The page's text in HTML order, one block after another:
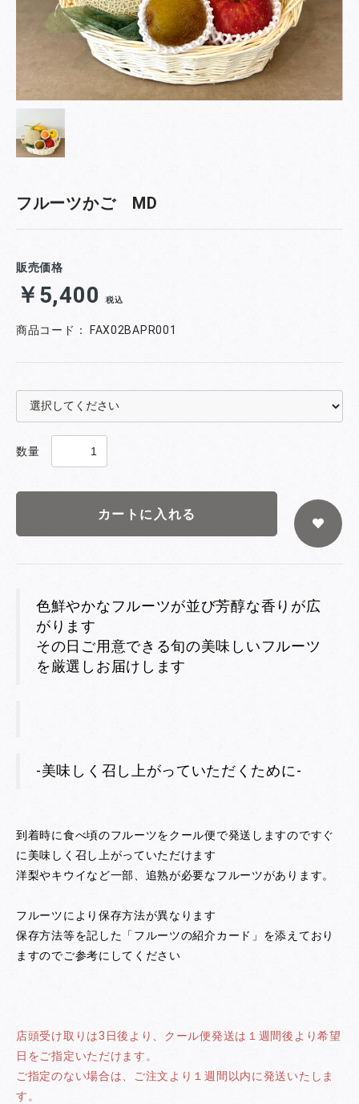
フルーツかご MD
販売価格
￥5,400 税込
商品コード： FAX02BAPR001
数量
カートに入れる
色鮮やかなフルーツが並び芳醇な香りが広
がります
その日ご用意できる旬の美味しいフルーツ
を厳選しお届けします
-美味しく召し上がっていただくために-
到着時に食べ頃のフルーツをクール便で発送しますのですぐ
に美味しく召し上がっていただけます
洋梨やキウイなど一部、追熟が必要なフルーツがあります。
フルーツにより保存方法が異なります
保存方法等を記した「フルーツの紹介カード」を添えており
ますのでご参考にしてください
店頭受け取りは3日後より、クール便発送は１週間後より希望
日をご指定いただけます。
ご指定のない場合は、ご注文より１週間以内に発送いたしま
す。